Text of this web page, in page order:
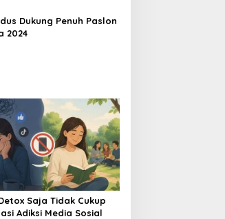
Dukung Penuh Paslon
2024
Saja Tidak Cukup
Adiksi Media Sosial